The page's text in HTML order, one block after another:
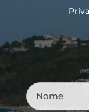
Nome